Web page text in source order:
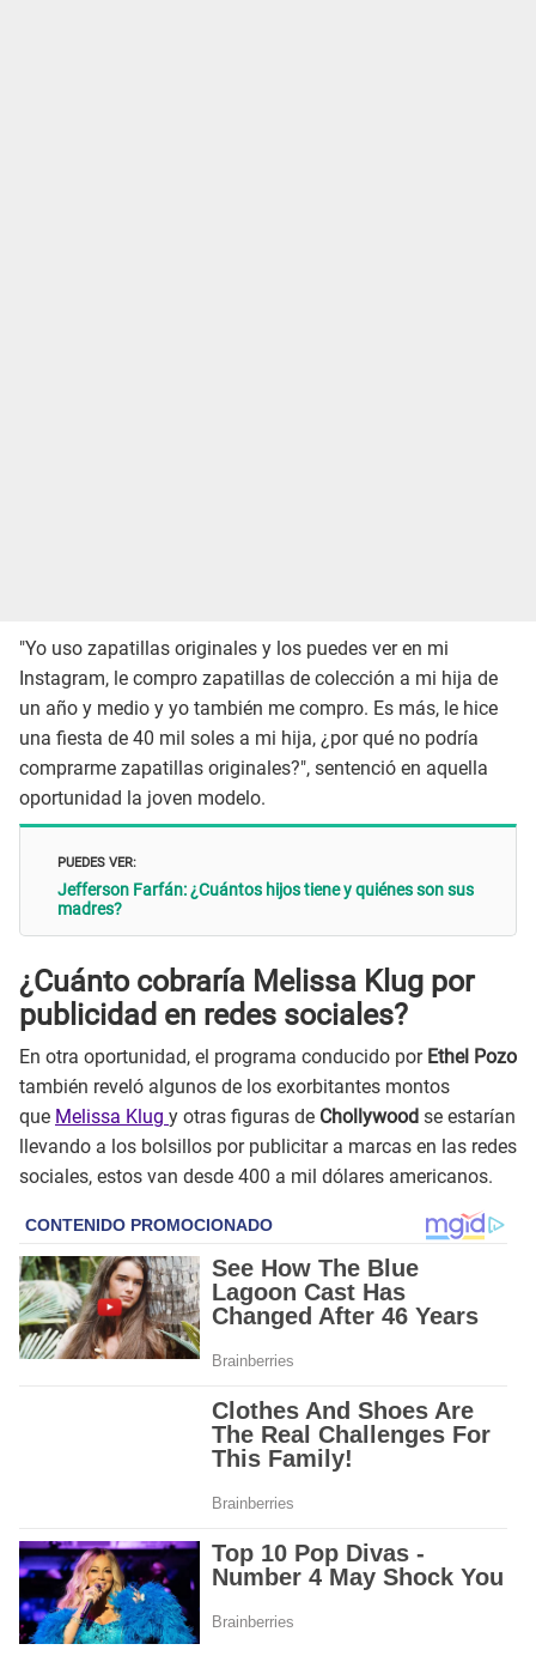
"Yo uso zapatillas originales y los puedes ver en mi
Instagram, le compro zapatillas de colección a mi hija de
un año y medio y yo también me compro. Es más, le hice
una fiesta de 40 mil soles a mi hija, ¿por qué no podría
comprarme zapatillas originales?", sentenció en aquella
oportunidad la joven modelo.
PUEDES VER:
Jefferson Farfán: ¿Cuántos hijos tiene y quiénes son sus
madres?
¿Cuánto cobraría Melissa Klug por
publicidad en redes sociales?
En otra oportunidad, el programa conducido porEthel Pozo
también reveló algunos de los exorbitantes montos
que Melissa Klug y otras figuras de Chollywood se estarían
llevando a los bolsillos por publicitar a marcas en las redes
sociales, estos van desde 400 a mil dólares americanos.